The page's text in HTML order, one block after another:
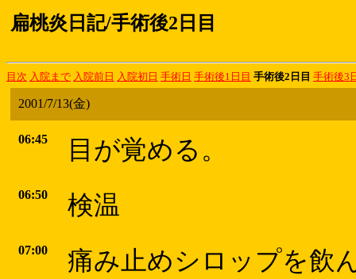
扁桃炎日記/手術後2日目
目次 入院まで 入院前日 入院初日 手術日 手術後1日目 手術後2日目 手術後3
2001/7/13(金)
06:45 目が覚める。
06:50 検温
07:00
痛み止めシロップを飲